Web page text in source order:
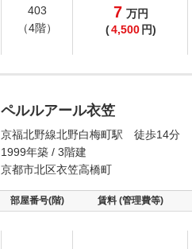
403
（4階）
7 万円
(4,500 円)
ペルルアール衣笠
京福北野線北野白梅町駅 徒歩14分
1999年築 / 3階建
京都市北区衣笠高橋町
部屋番号(階) 賃料 (管理費等)